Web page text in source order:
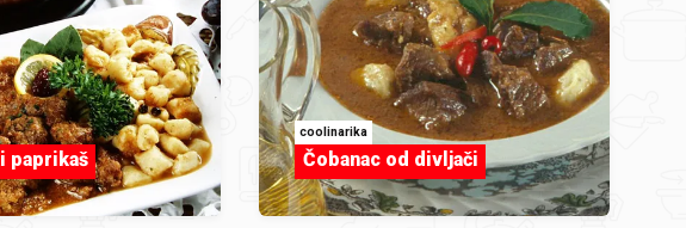
paprikaš
coolinarika
Čobanac od divljači